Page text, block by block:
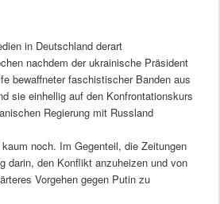
in Deutschland derart
nachdem der ukrainische Präsident
bewaffneter faschistischer Banden aus
sie einhellig auf den Konfrontationskurs
Regierung mit Russland
noch. Im Gegenteil, die Zeitungen
darin, den Konflikt anzuheizen und von
Vorgehen gegen Putin zu